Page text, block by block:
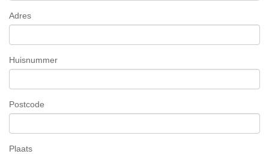
Adres
Huisnummer
Postcode
Plaats